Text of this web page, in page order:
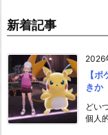
新着記事
2026
【
きか
どい
個人